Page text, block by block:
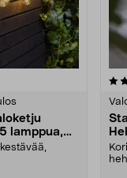
lamppua,
10